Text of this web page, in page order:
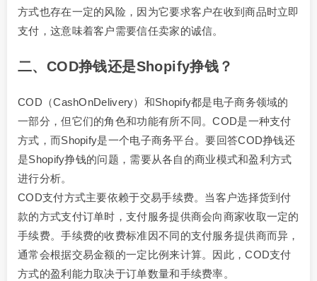
方式也存在一定的风险，因为它要求客户在收到商品时立即
支付，这意味着客户需要信任卖家的诚信。
二、COD挣钱还是Shopify挣钱？
COD（CashOnDelivery）和Shopify都是电子商务领域的
一部分，但它们的角色和功能有所不同。COD是一种支付
方式，而Shopify是一个电子商务平台。要回答COD挣钱还
是Shopify挣钱的问题，需要从各自的商业模式和盈利方式
进行分析。
COD支付方式主要依赖于交易手续费。当客户选择货到付
款的方式支付订单时，支付服务提供商会向商家收取一定的
手续费。手续费的收费标准因不同的支付服务提供商而异，
通常会根据交易金额的一定比例来计算。因此，COD支付
方式的盈利能力取决于订单数量和手续费率。